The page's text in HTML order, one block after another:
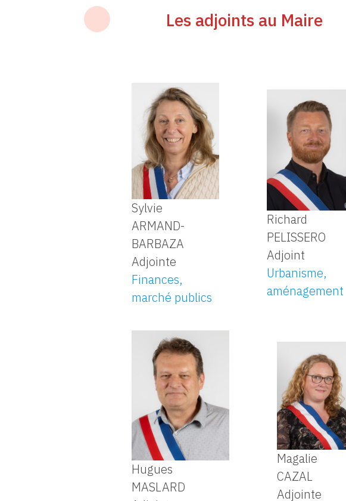
Les adjoints au Maire
Sylvie
ARMAND-
BARBAZA
Adjointe
Finances,
marché publics
Richard
PELISSERO
Adjoint
Urbanisme,
aménagement
Hugues
MASLARD
Magalie
CAZAL
Adjointe